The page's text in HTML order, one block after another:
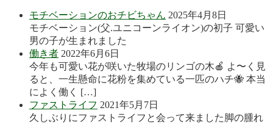
モチベーションのおチビちゃん 2025年4月8日
モチベーション(父.ユニコーンライオン)の初子 可愛い
男の子が生まれました
働き者 2022年6月6日
今年も可愛い花が咲いた牧場のリンゴの木🍎 よ〜く見
ると、一生懸命に花粉を集めている一匹のハチ🐝 本当
によく働く […]
ファストライフ 2021年5月7日
久しぶりにファストライフと会って来ました脚の腫れ